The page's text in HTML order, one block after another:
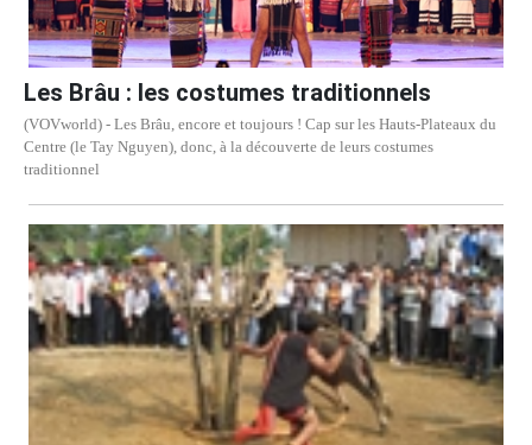
Les Brâu : les costumes traditionnels
(VOVworld) - Les Brâu, encore et toujours ! Cap sur les Hauts-Plateaux du
Centre (le Tay Nguyen), donc, à la découverte de leurs costumes
traditionnel